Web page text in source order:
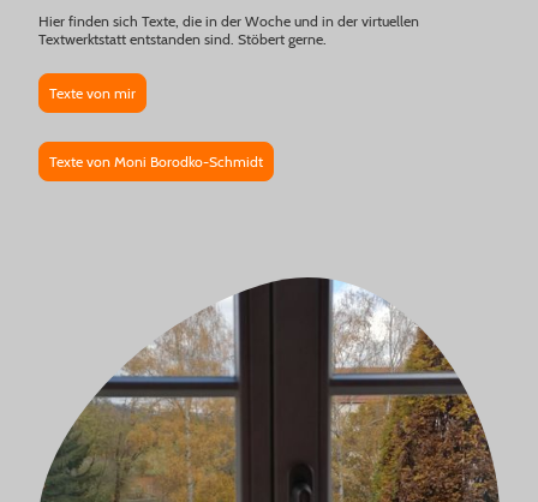
Hier finden sich Texte, die in der Woche und in der virtuellen
Textwerktstatt entstanden sind. Stöbert gerne.
Texte von mir
Texte von Moni Borodko-Schmidt